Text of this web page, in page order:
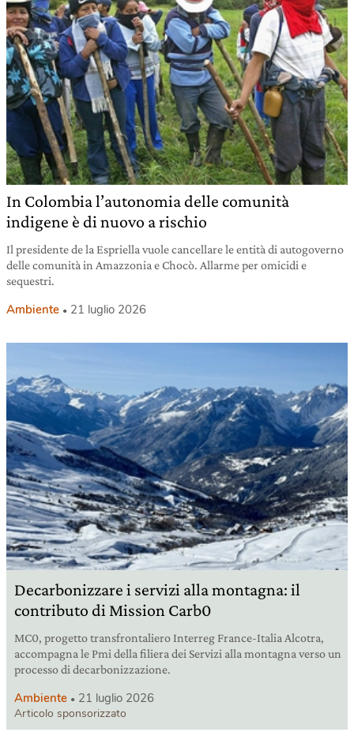
In Colombia l’autonomia delle comunità
indigene è di nuovo a rischio
Il presidente de la Espriella vuole cancellare le entità di autogoverno
delle comunità in Amazzonia e Chocò. Allarme per omicidi e
sequestri.
Ambiente 21 luglio 2026
Decarbonizzare i servizi alla montagna: il
contributo di Mission Carb0
MC0, progetto transfrontaliero Interreg France-Italia Alcotra,
accompagna le Pmi della filiera dei Servizi alla montagna verso un
processo di decarbonizzazione.
Ambiente 21 luglio 2026
Articolo sponsorizzato